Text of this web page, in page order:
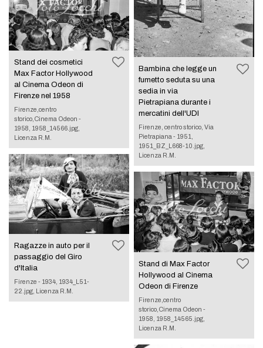
Stand dei cosmetici
Max Factor Hollywood
al Cinema Odeon di
Firenze nel 1958
Firenze,centro
storico,Cinema Odeon -
1958, 1958_14566.jpg,
Licenza R.M.
Ragazze in auto per il
passaggio del Giro
d'Italia
Firenze - 1934, 1934_L51-
22.jpg, Licenza R.M.
Bambina che legge un
fumetto seduta su una
sedia in via
Pietrapiana durante i
mercatini dell'UDI
Firenze, centro storico, Via
Pietrapiana - 1951,
1951_BZ_L668-10.jpg,
Licenza R.M.
Stand di Max Factor
Hollywood al Cinema
Odeon di Firenze
Firenze,centro
storico,Cinema Odeon -
1958, 1958_14565.jpg,
Licenza R.M.